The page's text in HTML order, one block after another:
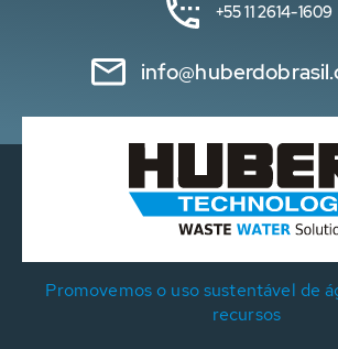
+55 11 2614-1609
Promovemos o uso sustentável de
recursos